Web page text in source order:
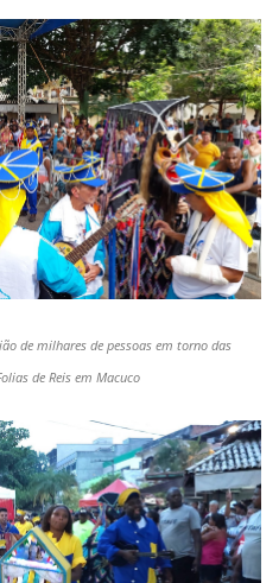
de milhares de pessoas em torno das
de Reis em Macuco